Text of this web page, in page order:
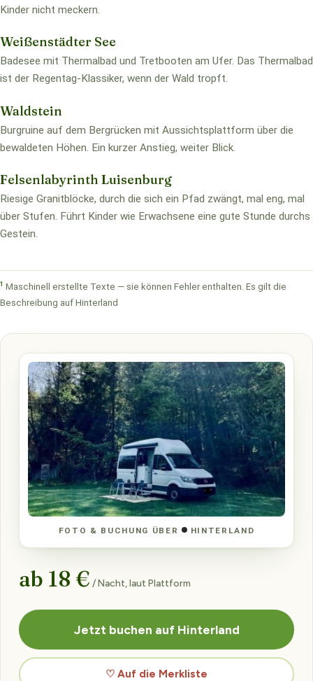
Kinder nicht meckern.
Weißenstädter See
Badesee mit Thermalbad und Tretbooten am Ufer. Das Thermalbad
ist der Regentag-Klassiker, wenn der Wald tropft.
Waldstein
Burgruine auf dem Bergrücken mit Aussichtsplattform über die
bewaldeten Höhen. Ein kurzer Anstieg, weiter Blick.
Felsenlabyrinth Luisenburg
Riesige Granitblöcke, durch die sich ein Pfad zwängt, mal eng, mal
über Stufen. Führt Kinder wie Erwachsene eine gute Stunde durchs
Gestein.
1
Maschinell erstellte Texte — sie können Fehler enthalten. Es gilt die
Beschreibung auf Hinterland
FOTO & BUCHUNG ÜBER HINTERLAND
ab 18 € / Nacht, laut Plattform
Jetzt buchen auf Hinterland
♡ Auf die Merkliste